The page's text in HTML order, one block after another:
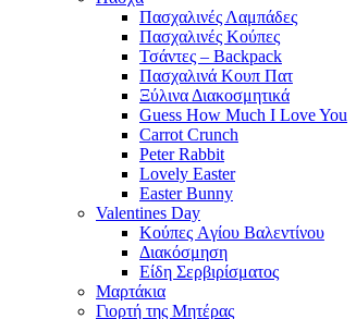
Πασχαλινές Λαμπάδες
Πασχαλινές Κούπες
Τσάντες – Backpack
Πασχαλινά Κουπ Πατ
Ξύλινα Διακοσμητικά
Guess How Much I Love You
Carrot Crunch
Peter Rabbit
Lovely Easter
Easter Bunny
Valentines Day
Κούπες Aγίου Βαλεντίνου
Διακόσμηση
Είδη Σερβιρίσματος
Μαρτάκια
Γιορτή της Μητέρας